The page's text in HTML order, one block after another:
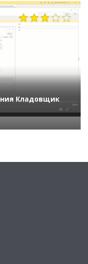
Кладовщик